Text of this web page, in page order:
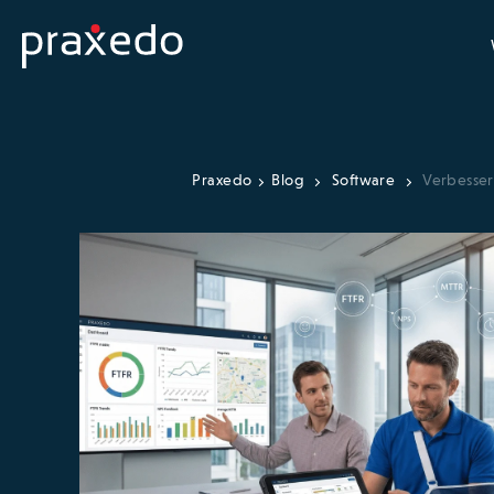
Praxedo Blog Software